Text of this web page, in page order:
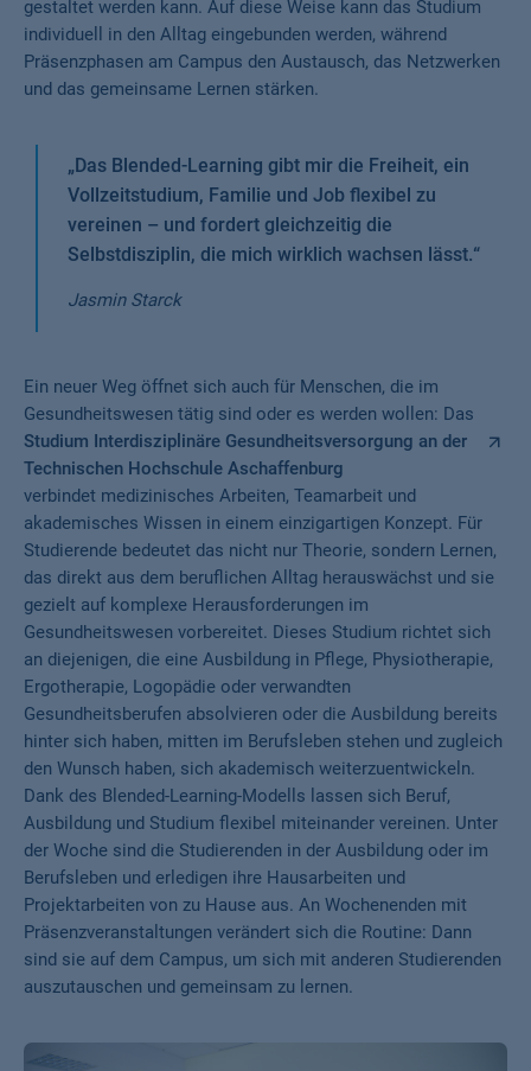
gestaltet werden kann. Auf diese Weise kann das Studium
individuell in den Alltag eingebunden werden, während
Präsenzphasen am Campus den Austausch, das Netzwerken
und das gemeinsame Lernen stärken.
„Das Blended-Learning gibt mir die Freiheit, ein
Vollzeitstudium, Familie und Job flexibel zu
vereinen – und fordert gleichzeitig die
Selbstdisziplin, die mich wirklich wachsen lässt.“
Jasmin Starck
Ein neuer Weg öffnet sich auch für Menschen, die im
Gesundheitswesen tätig sind oder es werden wollen: Das
Studium Interdisziplinäre Gesundheitsversorgung an der
Technischen Hochschule Aschaffenburg
verbindet medizinisches Arbeiten, Teamarbeit und
akademisches Wissen in einem einzigartigen Konzept. Für
Studierende bedeutet das nicht nur Theorie, sondern Lernen,
das direkt aus dem beruflichen Alltag herauswächst und sie
gezielt auf komplexe Herausforderungen im
Gesundheitswesen vorbereitet. Dieses Studium richtet sich
an diejenigen, die eine Ausbildung in Pflege, Physiotherapie,
Ergotherapie, Logopädie oder verwandten
Gesundheitsberufen absolvieren oder die Ausbildung bereits
hinter sich haben, mitten im Berufsleben stehen und zugleich
den Wunsch haben, sich akademisch weiterzuentwickeln.
Dank des Blended-Learning-Modells lassen sich Beruf,
Ausbildung und Studium flexibel miteinander vereinen. Unter
der Woche sind die Studierenden in der Ausbildung oder im
Berufsleben und erledigen ihre Hausarbeiten und
Projektarbeiten von zu Hause aus. An Wochenenden mit
Präsenzveranstaltungen verändert sich die Routine: Dann
sind sie auf dem Campus, um sich mit anderen Studierenden
auszutauschen und gemeinsam zu lernen.